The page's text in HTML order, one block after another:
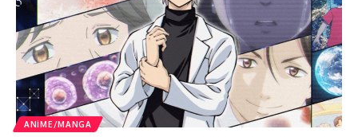
ANIME/MANGA